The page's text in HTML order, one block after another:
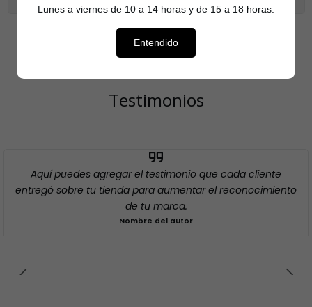
Testimonios
Aquí puedes agregar el testimonio que cada cliente
entregó sobre tu tienda para aumentar el reconocimiento
de tu marca.
Nombre del autor
Lunes a viernes de 10 a 14 horas y de 15 a 18 horas.
Entendido